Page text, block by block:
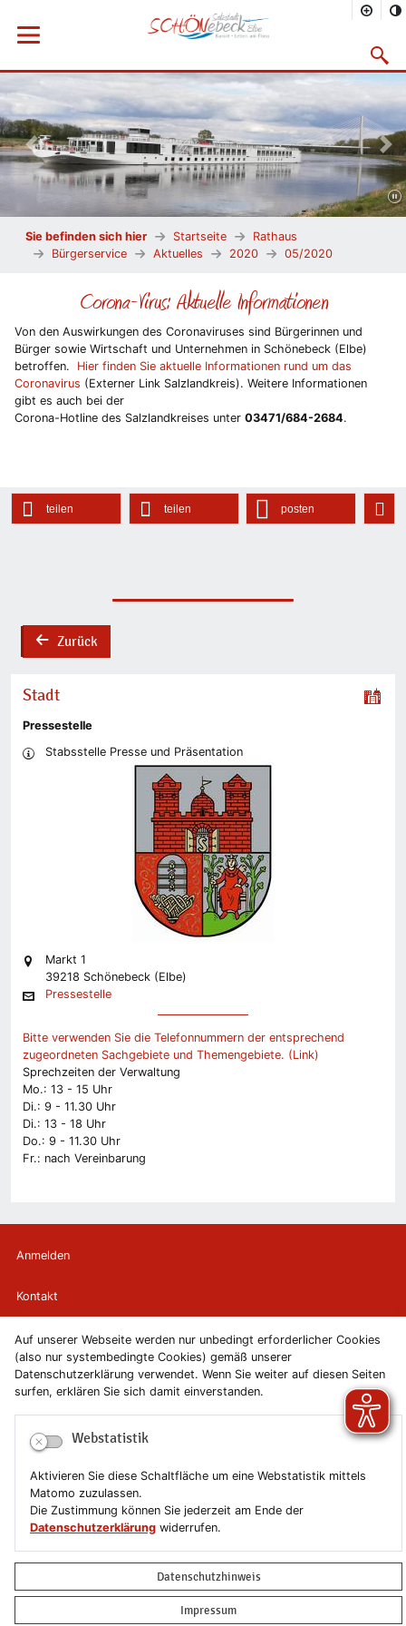
Auf unserer Webseite werden nur unbedingt erforderlicher Cookies
(also nur systembedingte Cookies) gemäß unserer
Datenschutzerklärung verwendet. Wenn Sie weiter auf diesen Seiten
surfen, erklären Sie sich damit einverstanden.
Webstatistik
Aktivieren Sie diese Schaltfläche um eine Webstatistik mittels
Matomo zuzulassen.
Die Zustimmung können Sie jederzeit am Ende der
Datenschutzerklärung widerrufen.
Datenschutzhinweis
Impressum
Menü öffnen
Vorheriges Bild
Sie befinden sich hier Startseite
Rathaus
Bürgerservice
Aktuelles 2020 05/2020
Corona-Virus: Aktuelle Informationen
Von den Auswirkungen des Coronaviruses sind Bürgerinnen und
Bürger sowie Wirtschaft und Unternehmen in Schönebeck (Elbe)
betroffen. Hier finden Sie aktuelle Informationen rund um das
Coronavirus (Externer Link Salzlandkreis). Weitere Informationen
gibt es auch bei der
Corona-Hotline des Salzlandkreises unter 03471/684-2684.
teilen teilen posten
backZurück
Stadt
Pressestelle
Stabsstelle Presse und Präsentation
Markt 1
39218 Schönebeck (Elbe)
Pressestelle
Bitte verwenden Sie die Telefonnummern der entsprechend
zugeordneten Sachgebiete und Themengebiete. (Link)
Sprechzeiten der Verwaltung
Mo.: 13 - 15 Uhr
Di.: 9 - 11.30 Uhr
Di.: 13 - 18 Uhr
Do.: 9 - 11.30 Uhr
Fr.: nach Vereinbarung
Anmelden
Kontakt
Newsletter
Newsletterabmeldung
Impressum
Erklärung zur Barrierefreiheit
Copyright © 2019-2026 Stadt Schönebeck (Elbe)